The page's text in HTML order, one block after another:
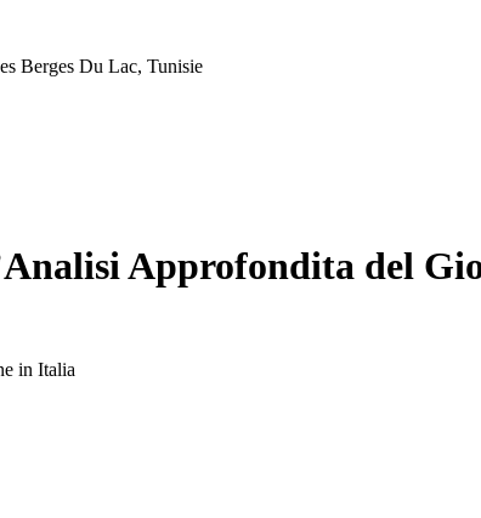
Berges Du Lac, Tunisie
Approfondita del
in Italia